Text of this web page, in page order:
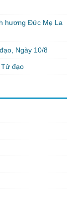
hương Đức Mẹ La
Ngày 10/8
đạo